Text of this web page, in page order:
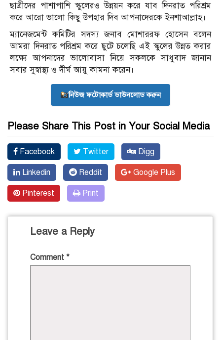
ছাত্রীদের পাশাপাশি স্কুলেরও উন্নয়ন করে যাব দিনরাত পরিশ্রম
করে আরো ভালো কিছু উপহার দিব আপনাদেরকে ইনশাআল্লাহ।
ম্যানেজমেন্ট কমিটির সদস্য জনাব মোশাররফ হোসেন বলেন
আমরা দিনরাত পরিশ্রম করে ছুটে চলেছি এই স্কুলের উন্নত করার
লক্ষ্যে আপনাদের ভালোবাসা নিয়ে সকলকে সাধুবাদ জানান
সবার সুস্বাস্থ্য ও দীর্ঘ আয়ু কামনা করেন।
নিউজ ফটোকার্ড ডাউনলোড করুন
Please Share This Post in Your Social Media
Facebook Twitter Digg
Linkedin Reddit Google Plus
Pinterest Print
Leave a Reply
Comment *